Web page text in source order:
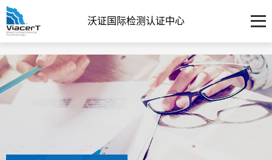
沃证国际检测认证中心